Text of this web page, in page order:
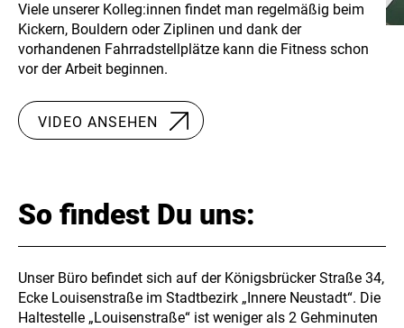
Viele unserer Kolleg:innen findet man regelmäßig beim
Kickern, Bouldern oder Ziplinen und dank der
vorhandenen Fahrradstellplätze kann die Fitness schon
vor der Arbeit beginnen.
VIDEO ANSEHEN
So findest Du uns:
Unser Büro befindet sich auf der Königsbrücker Straße 34,
Ecke Louisenstraße im Stadtbezirk „Innere Neustadt“. Die
Haltestelle „Louisenstraße“ ist weniger als 2 Gehminuten